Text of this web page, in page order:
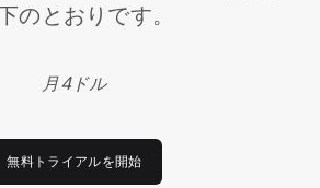
のとおりです。
月4ドル
無料トライアルを開始